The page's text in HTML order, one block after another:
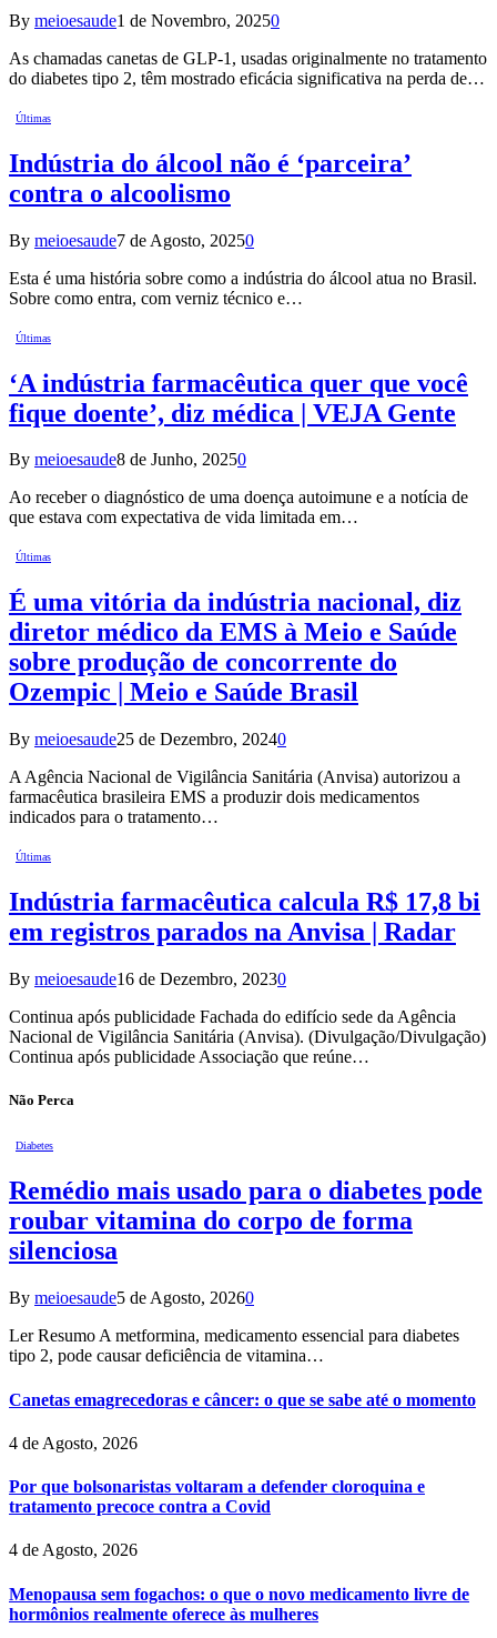
By meioesaude1 de Novembro, 20250
As chamadas canetas de GLP-1, usadas originalmente no tratamento
do diabetes tipo 2, têm mostrado eficácia significativa na perda de…
Últimas
Indústria do álcool não é ‘parceira’
contra o alcoolismo
By meioesaude7 de Agosto, 20250
Esta é uma história sobre como a indústria do álcool atua no Brasil.
Sobre como entra, com verniz técnico e…
Últimas
‘A indústria farmacêutica quer que você
fique doente’, diz médica | VEJA Gente
By meioesaude8 de Junho, 20250
Ao receber o diagnóstico de uma doença autoimune e a notícia de
que estava com expectativa de vida limitada em…
Últimas
É uma vitória da indústria nacional, diz
diretor médico da EMS à Meio e Saúde
sobre produção de concorrente do
Ozempic | Meio e Saúde Brasil
By meioesaude25 de Dezembro, 20240
A Agência Nacional de Vigilância Sanitária (Anvisa) autorizou a
farmacêutica brasileira EMS a produzir dois medicamentos
indicados para o tratamento…
Últimas
Indústria farmacêutica calcula R$ 17,8 bi
em registros parados na Anvisa | Radar
By meioesaude16 de Dezembro, 20230
Continua após publicidade Fachada do edifício sede da Agência
Nacional de Vigilância Sanitária (Anvisa). (Divulgação/Divulgação)
Continua após publicidade Associação que reúne…
Não Perca
Diabetes
Remédio mais usado para o diabetes pode
roubar vitamina do corpo de forma
silenciosa
By meioesaude5 de Agosto, 20260
Ler Resumo A metformina, medicamento essencial para diabetes
tipo 2, pode causar deficiência de vitamina…
Canetas emagrecedoras e câncer: o que se sabe até o momento
4 de Agosto, 2026
Por que bolsonaristas voltaram a defender cloroquina e
tratamento precoce contra a Covid
4 de Agosto, 2026
Menopausa sem fogachos: o que o novo medicamento livre de
hormônios realmente oferece às mulheres